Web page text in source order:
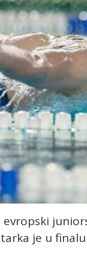
je u